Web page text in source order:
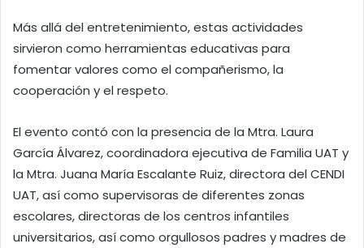
Más allá del entretenimiento, estas actividades
sirvieron como herramientas educativas para
fomentar valores como el compañerismo, la
cooperación y el respeto.
El evento contó con la presencia de la Mtra. Laura
García Álvarez, coordinadora ejecutiva de Familia UAT y
la Mtra. Juana María Escalante Ruiz, directora del CENDI
UAT, así como supervisoras de diferentes zonas
escolares, directoras de los centros infantiles
universitarios, así como orgullosos padres y madres de